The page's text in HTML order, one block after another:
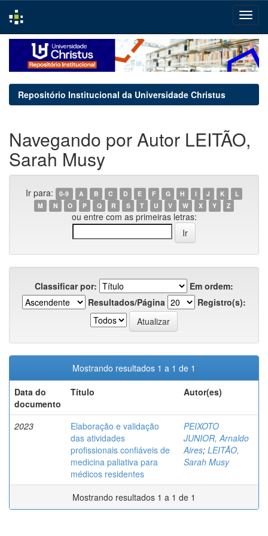
navigation
Repositório Institucional da Universidade Christus
Navegando por Autor LEITÃO,
Sarah Musy
Ir para: 0-9 A B C D E F G H I J K
L
M
N O P Q R S T U V W X Y Z
ou entre com as primeiras letras:
Classificar por:
Em ordem:
Resultados/Página
Registro(s):
Mostrando resultados 1 a 1 de 1
Data do
documento
Título Autor(es)
2023
Elaboração e validação
das atividades
profissionais confiáveis de
medicina paliativa para
médicos residentes
PEIXOTO
JUNIOR, Arnaldo
Aires; LEITÃO,
Sarah Musy
Mostrando resultados 1 a 1 de 1